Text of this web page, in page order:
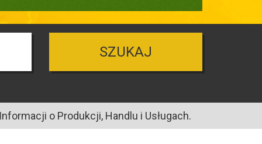
SZUKAJ
o Produkcji, Handlu i Usługach.